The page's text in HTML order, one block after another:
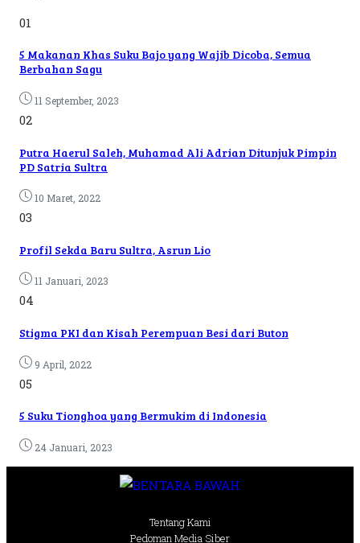
01
5 Makanan Khas Suku Bajo yang Wajib Dicoba, Semua
Berbahan Sagu
11 September, 2023
02
Putra Haerul Saleh, Muhamad Ali Adrian Ditunjuk Pimpin
PD Satria Sultra
10 Maret, 2022
03
Profil Sekda Baru Sultra, Asrun Lio
11 Januari, 2023
04
Stigma PKI dan Kisah Perempuan Besi dari Buton
9 April, 2022
05
5 Suku Tionghoa yang Bermukim di Indonesia
24 Januari, 2023
Tentang Kami
Pedoman Media Siber